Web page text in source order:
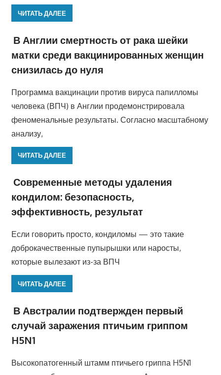
ЧИТАТЬ ДАЛЕЕ
В Англии смертность от рака шейки
матки среди вакцинированных женщин
снизилась до нуля
Программа вакцинации против вируса папилломы
человека (ВПЧ) в Англии продемонстрировала
феноменальные результаты. Согласно масштабному
анализу,
ЧИТАТЬ ДАЛЕЕ
Современные методы удаления
кондилом: безопасность,
эффективность, результат
Если говорить просто, кондиломы — это такие
доброкачественные пупырышки или наросты,
которые вылезают из-за ВПЧ
ЧИТАТЬ ДАЛЕЕ
В Австралии подтвержден первый
случай заражения птичьим гриппом
H5N1
Высокопатогенный штамм птичьего гриппа H5N1